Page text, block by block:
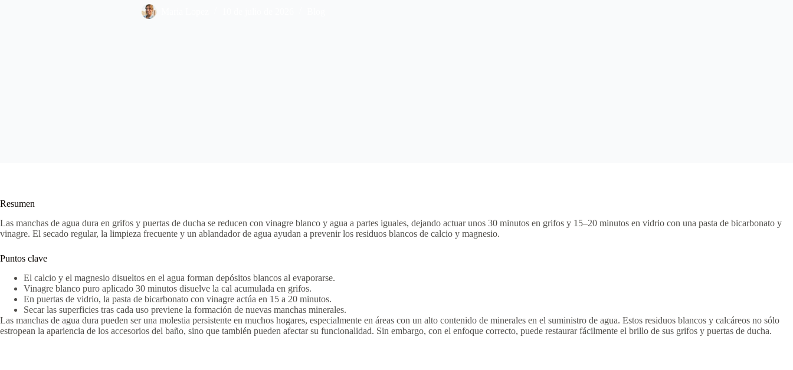
Resumen
Las manchas de agua dura en grifos y puertas de ducha se reducen con vinagre blanco y agua a partes iguales, dejando actuar unos 30 minutos en grifos y 15–20 minutos en vidrio con una pasta de bicarbonato y
vinagre. El secado regular, la limpieza frecuente y un ablandador de agua ayudan a prevenir los residuos blancos de calcio y magnesio.
Puntos clave
El calcio y el magnesio disueltos en el agua forman depósitos blancos al evaporarse.
Vinagre blanco puro aplicado 30 minutos disuelve la cal acumulada en grifos.
En puertas de vidrio, la pasta de bicarbonato con vinagre actúa en 15 a 20 minutos.
Secar las superficies tras cada uso previene la formación de nuevas manchas minerales.
Las manchas de agua dura pueden ser una molestia persistente en muchos hogares, especialmente en áreas con un alto contenido de minerales en el suministro de agua. Estos residuos blancos y calcáreos no sólo
estropean la apariencia de los accesorios del baño, sino que también pueden afectar su funcionalidad. Sin embargo, con el enfoque correcto, puede restaurar fácilmente el brillo de sus grifos y puertas de ducha.